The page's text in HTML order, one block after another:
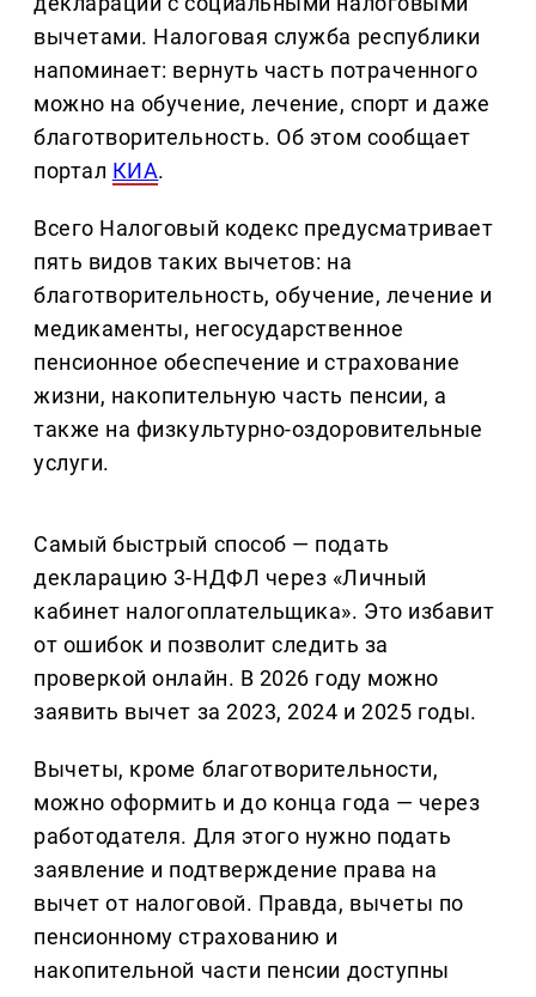
вычетами. Налоговая служба республики
напоминает: вернуть часть потраченного
можно на обучение, лечение, спорт и даже
благотворительность. Об этом сообщает
портал КИА.
Всего Налоговый кодекс предусматривает
пять видов таких вычетов: на
благотворительность, обучение, лечение и
медикаменты, негосударственное
пенсионное обеспечение и страхование
жизни, накопительную часть пенсии, а
также на физкультурно-оздоровительные
услуги.
Самый быстрый способ — подать
декларацию 3-НДФЛ через «Личный
кабинет налогоплательщика». Это избавит
от ошибок и позволит следить за
проверкой онлайн. В 2026 году можно
заявить вычет за 2023, 2024 и 2025 годы.
Вычеты, кроме благотворительности,
можно оформить и до конца года — через
работодателя. Для этого нужно подать
заявление и подтверждение права на
вычет от налоговой. Правда, вычеты по
пенсионному страхованию и
накопительной части пенсии доступны